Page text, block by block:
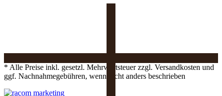
* Alle Preise inkl. gesetzl. Mehrwertsteuer zzgl. Versandkosten und
ggf. Nachnahmegebühren, wenn nicht anders beschrieben